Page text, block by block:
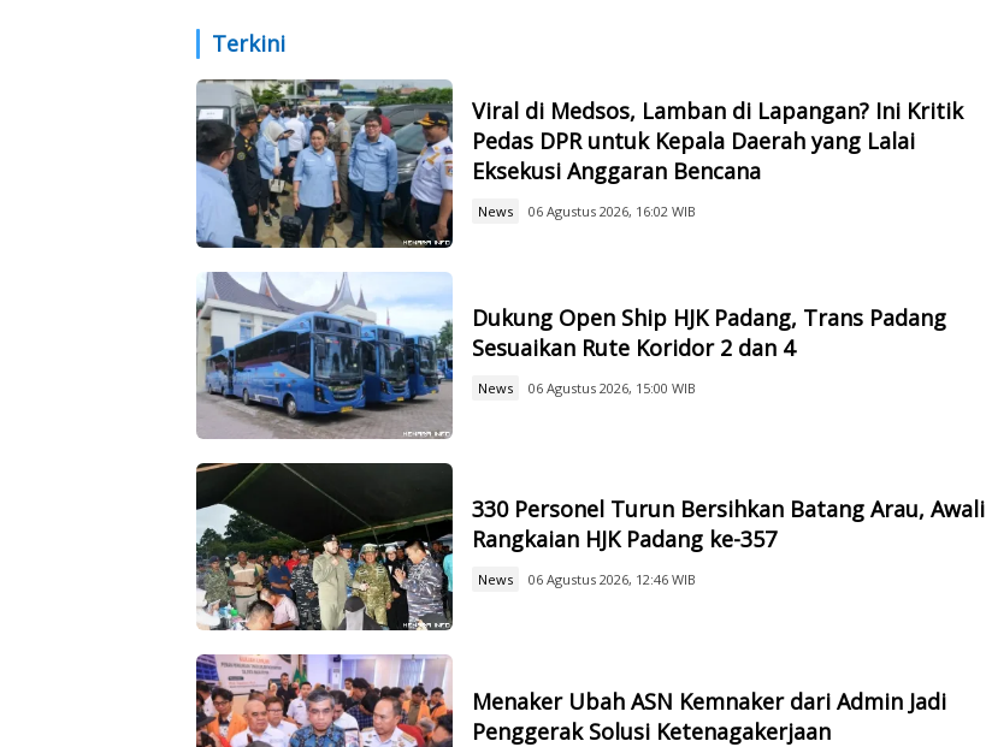
Terkini
Viral di Medsos, Lamban di Lapangan? Ini Kritik
Pedas DPR untuk Kepala Daerah yang Lalai
Eksekusi Anggaran Bencana
News 06 Agustus 2026, 16:02 WIB
Dukung Open Ship HJK Padang, Trans Padang
Sesuaikan Rute Koridor 2 dan 4
News 06 Agustus 2026, 15:00 WIB
330 Personel Turun Bersihkan Batang Arau, Awali
Rangkaian HJK Padang ke-357
News 06 Agustus 2026, 12:46 WIB
Menaker Ubah ASN Kemnaker dari Admin Jadi
Penggerak Solusi Ketenagakerjaan